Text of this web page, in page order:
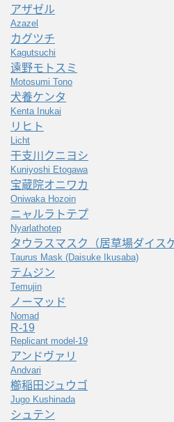
アザゼル
Azazel
カグツチ
Kagutsuchi
遠野モトスミ
Motosumi Tono
犬養ケンタ
Kenta Inukai
リヒト
Licht
干支川クニヨシ
Kuniyoshi Etogawa
宝蔵院オニワカ
Oniwaka Hozoin
ニャルラトテプ
Nyarlathotep
タウラスマスク（居草場ダイスケ
Taurus Mask (Daisuke Ikusaba)
テムジン
Temujin
ノーマッド
Nomad
R-19
Replicant model-19
アンドヴァリ
Andvari
櫛稲田ジュウゴ
Jugo Kushinada
シュテン